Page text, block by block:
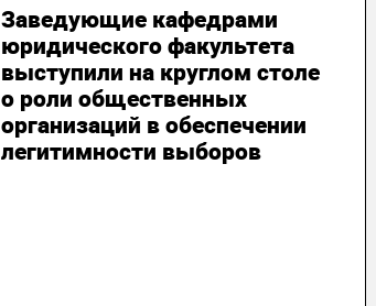
Заведующие кафедрами
юридического факультета
выступили на круглом столе
о роли общественных
организаций в обеспечении
легитимности выборов